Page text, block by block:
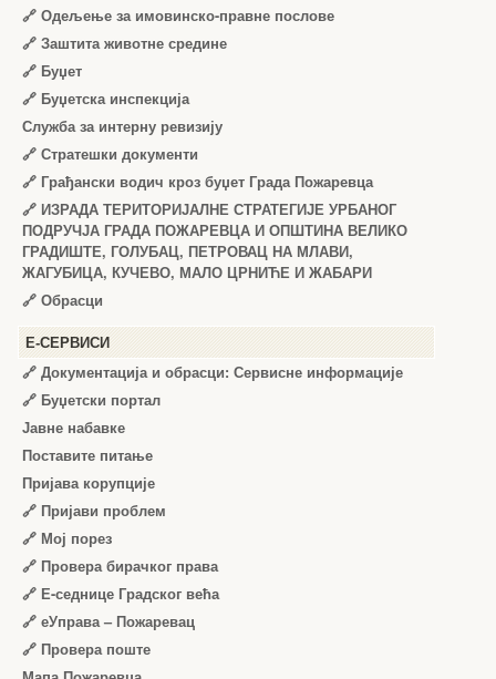
🔗 Одељење за имовинско-правне послове
🔗 Заштита животне средине
🔗 Буџет
🔗 Буџетска инспекција
Служба за интерну ревизију
🔗 Стратешки документи
🔗 Грађански водич кроз буџет Града Пожаревца
🔗 ИЗРАДА ТЕРИТОРИЈАЛНЕ СТРАТЕГИЈЕ УРБАНОГ
ПОДРУЧЈА ГРАДА ПОЖАРЕВЦА И ОПШТИНА ВЕЛИКО
ГРАДИШТЕ, ГОЛУБАЦ, ПЕТРОВАЦ НА МЛАВИ,
ЖАГУБИЦА, КУЧЕВО, МАЛО ЦРНИЋЕ И ЖАБАРИ
🔗 Обрасци
Е-СЕРВИСИ
🔗 Документација и обрасци: Сервисне информације
🔗 Буџетски портал
Јавне набавке
Поставите питање
Пријава корупције
🔗 Пријави проблем
🔗 Мој порез
🔗 Провера бирачког права
🔗 Е-седнице Градског већа
🔗 еУправа – Пожаревац
🔗 Провера поште